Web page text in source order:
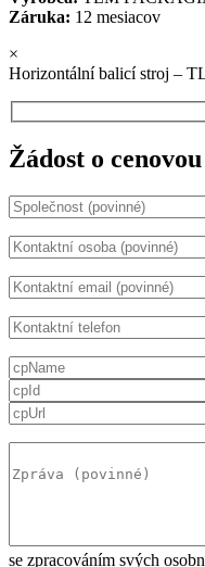
Záruka: 12 mesiacov
×
Horizontální balicí stroj –
Žádost o
se zpracováním svých